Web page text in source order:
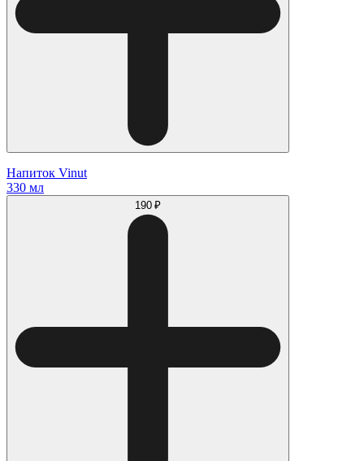
Напиток Vinut
330 мл
190 ₽